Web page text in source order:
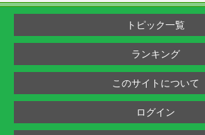
トピック一覧
ランキング
このサイトについて
ログイン